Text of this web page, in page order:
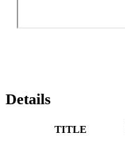
Details
TITLE